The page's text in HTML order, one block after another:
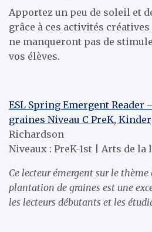
Apportez un peu de soleil et
grâce à ces activités
ne manqueront pas de
vos élèves.
ESL Spring Emergent Reader
graines Niveau C PreK,
Richardson
Niveaux : PreK-1st | Arts de la
Ce lecteur émergent sur le
plantation de graines est une
les lecteurs débutants et les